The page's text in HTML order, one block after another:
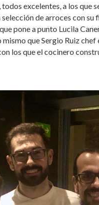
excelentes, a los que
de arroces con
pone a punto Lucila
mismo que Sergio Ruiz
los que el cocinero